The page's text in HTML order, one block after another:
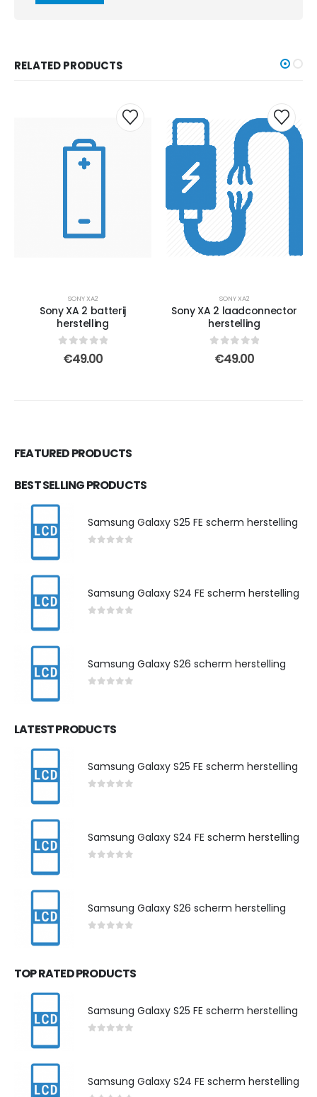
RELATED PRODUCTS
SONY XA2
Sony XA 2 batterij
herstelling
out of 5
€49.00
SONY XA2
Sony XA 2 laadconnector
herstelling
out of 5
€49.00
FEATURED PRODUCTS
BEST SELLING PRODUCTS
Samsung Galaxy S25 FE scherm herstelling
Samsung Galaxy S24 FE scherm herstelling
Samsung Galaxy S26 scherm herstelling
LATEST PRODUCTS
Samsung Galaxy S25 FE scherm herstelling
Samsung Galaxy S24 FE scherm herstelling
Samsung Galaxy S26 scherm herstelling
TOP RATED PRODUCTS
Samsung Galaxy S25 FE scherm herstelling
Samsung Galaxy S24 FE scherm herstelling